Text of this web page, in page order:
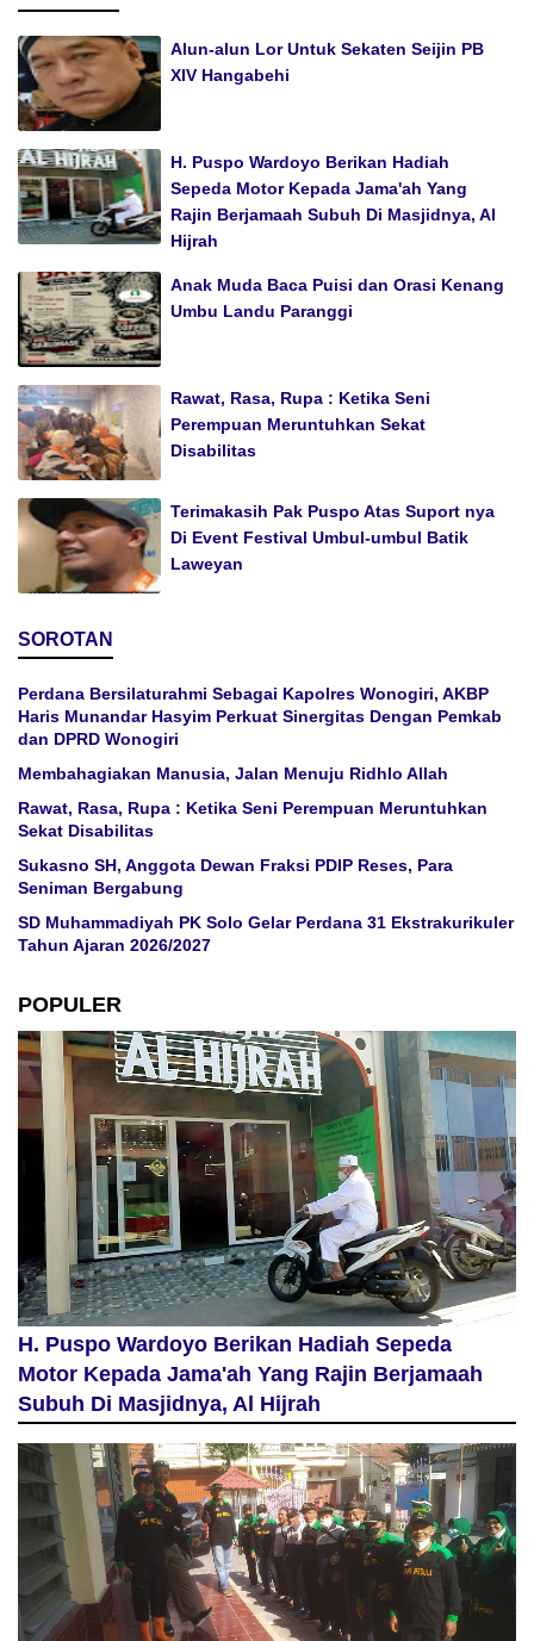
Alun-alun Lor Untuk Sekaten Seijin PB
XIV Hangabehi
H. Puspo Wardoyo Berikan Hadiah
Sepeda Motor Kepada Jama'ah Yang
Rajin Berjamaah Subuh Di Masjidnya, Al
Hijrah
Anak Muda Baca Puisi dan Orasi Kenang
Umbu Landu Paranggi
Rawat, Rasa, Rupa : Ketika Seni
Perempuan Meruntuhkan Sekat
Disabilitas
Terimakasih Pak Puspo Atas Suport nya
Di Event Festival Umbul-umbul Batik
Laweyan
SOROTAN
Perdana Bersilaturahmi Sebagai Kapolres Wonogiri, AKBP
Haris Munandar Hasyim Perkuat Sinergitas Dengan Pemkab
dan DPRD Wonogiri
Membahagiakan Manusia, Jalan Menuju Ridhlo Allah
Rawat, Rasa, Rupa : Ketika Seni Perempuan Meruntuhkan
Sekat Disabilitas
Sukasno SH, Anggota Dewan Fraksi PDIP Reses, Para
Seniman Bergabung
SD Muhammadiyah PK Solo Gelar Perdana 31 Ekstrakurikuler
Tahun Ajaran 2026/2027
POPULER
H. Puspo Wardoyo Berikan Hadiah Sepeda
Motor Kepada Jama'ah Yang Rajin Berjamaah
Subuh Di Masjidnya, Al Hijrah